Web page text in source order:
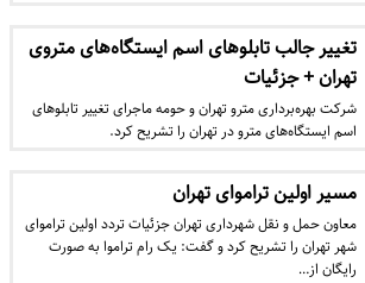
تغییر جالب تابلوهای اسم ایستگاه‌های متروی
تهران + جزئیات
شرکت بهره‌برداری مترو تهران و حومه ماجرای تغییر تابلوهای
اسم ایستگاه‌های مترو در تهران را تشریح کرد.
مسیر اولین تراموای تهران
معاون حمل و نقل شهرداری تهران جزئیات تردد اولین تراموای
شهر تهران را تشریح کرد و گفت: یک رام تراموا به صورت
رایگان از…